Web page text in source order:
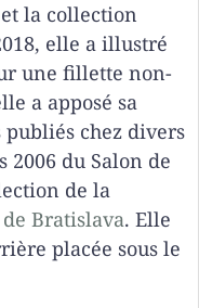
et la collection
elle a illustré
une fillette non-
a apposé sa
chez divers
2006 du Salon de
de la
Bratislava. Elle
placée sous le